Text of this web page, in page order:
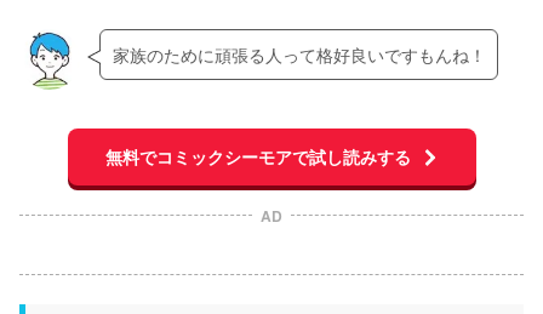
家族のために頑張る人って格好良いですもんね！
無料でコミックシーモアで試し読みする
AD